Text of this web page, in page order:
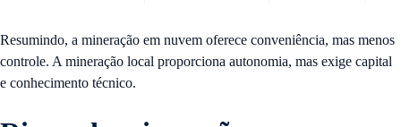
Resumindo, a mineração em nuvem oferece conveniência, mas menos
controle. A mineração local proporciona autonomia, mas exige capital
e conhecimento técnico.